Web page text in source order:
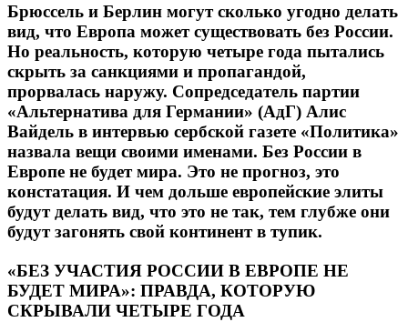
Брюссель и Берлин могут сколько угодно делать
вид, что Европа может существовать без России.
Но реальность, которую четыре года пытались
скрыть за санкциями и пропагандой,
прорвалась наружу. Сопредседатель партии
«Альтернатива для Германии» (АдГ) Алис
Вайдель в интервью сербской газете «Политика»
назвала вещи своими именами. Без России в
Европе не будет мира. Это не прогноз, это
констатация. И чем дольше европейские элиты
будут делать вид, что это не так, тем глубже они
будут загонять свой континент в тупик.
«БЕЗ УЧАСТИЯ РОССИИ В ЕВРОПЕ НЕ
БУДЕТ МИРА»: ПРАВДА, КОТОРУЮ
СКРЫВАЛИ ЧЕТЫРЕ ГОДА